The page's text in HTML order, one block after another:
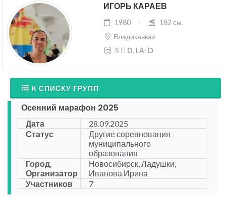
ИГОРЬ КАРАЕВ
1980
182 cм.
Владикавказ
ST: D, LA: D
К СПИСКУ ГРУПП
Осенний марафон 2025
Дата
28.09.2025
Статус
Другие соревнования
муниципального
образования
Город,
Организатор
Новосибирск, Ладушки,
Иванова Ирина
Участников
7